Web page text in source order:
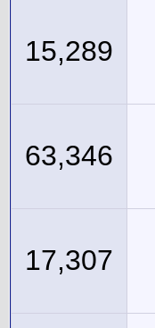
15,289
63,346
17,307